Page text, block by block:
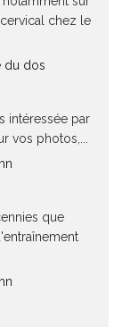
chez le
du dos
intéressée par
vos photos,...
que